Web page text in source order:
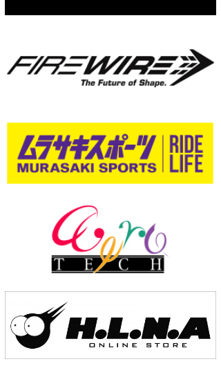
wanda
banpaku
Mr.K
Romisea